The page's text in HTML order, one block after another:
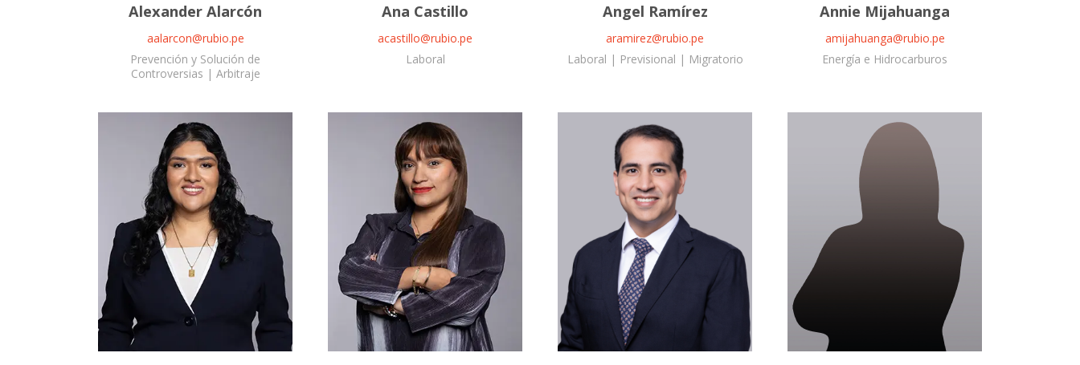
Alexander Alarcón
aalarcon@rubio.pe
Prevención y Solución de
Controversias | Arbitraje
Ana Castillo
acastillo@rubio.pe
Laboral
Angel Ramírez
aramirez@rubio.pe
Laboral | Previsional | Migratorio
Annie Mijahuanga
amijahuanga@rubio.pe
Energía e Hidrocarburos